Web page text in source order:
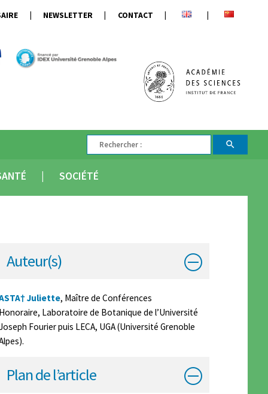
NEWSLETTER CONTACT
SOCIÉTÉ
Auteur(s)
Juliette, Maître de Conférences
Laboratoire de Botanique de l’Université
Fourier puis LECA, UGA (Université Grenoble
Plan de l’article